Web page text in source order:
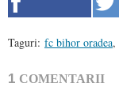
Taguri: fc bihor oradea,
1 COMENTARII